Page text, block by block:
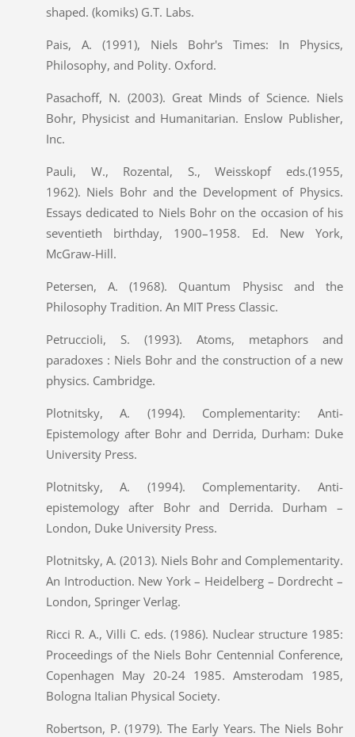
shaped. (komiks) G.T. Labs.
Pais, A. (1991), Niels Bohr's Times: In Physics,
Philosophy, and Polity. Oxford.
Pasachoff, N. (2003). Great Minds of Science. Niels
Bohr, Physicist and Humanitarian. Enslow Publisher,
Inc.
Pauli, W., Rozental, S., Weisskopf eds.(1955,
1962). Niels Bohr and the Development of Physics.
Essays dedicated to Niels Bohr on the occasion of his
seventieth birthday, 1900–1958. Ed. New York,
McGraw-Hill.
Petersen, A. (1968). Quantum Physisc and the
Philosophy Tradition. An MIT Press Classic.
Petruccioli, S. (1993). Atoms, metaphors and
paradoxes : Niels Bohr and the construction of a new
physics. Cambridge.
Plotnitsky, A. (1994). Complementarity: Anti-
Epistemology after Bohr and Derrida, Durham: Duke
University Press.
Plotnitsky, A. (1994). Complementarity. Anti-
epistemology after Bohr and Derrida. Durham –
London, Duke University Press.
Plotnitsky, A. (2013). Niels Bohr and Complementarity.
An Introduction. New York – Heidelberg – Dordrecht –
London, Springer Verlag.
Ricci R. A., Villi C. eds. (1986). Nuclear structure 1985:
Proceedings of the Niels Bohr Centennial Conference,
Copenhagen May 20-24 1985. Amsterodam 1985,
Bologna Italian Physical Society.
Robertson, P. (1979). The Early Years. The Niels Bohr